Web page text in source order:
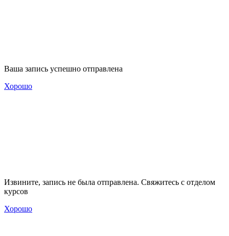
Ваша запись успешно отправлена
Хорошо
Извините, запись не была отправлена. Свяжитесь с отделом
курсов
Хорошо